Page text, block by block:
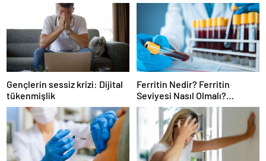
Gençlerin sessiz krizi: Dijital
tükenmişlik
Ferritin Nedir? Ferritin
Seviyesi Nasıl Olmalı?
Yüksekliği ve Düşüklüğü
Sağlığınızı Nasıl Etkiler?